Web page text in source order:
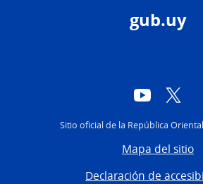
gub.uy
YouTube
Sitio oficial de la República
Mapa del sitio
Declaración de